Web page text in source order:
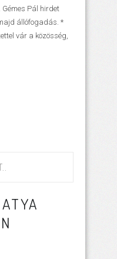
Gémes Pál hirdet
állófogadás. *
vár a közösség,